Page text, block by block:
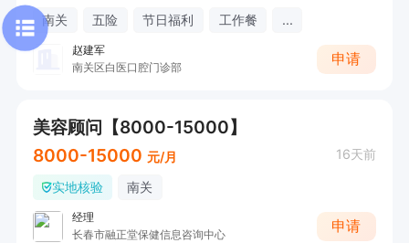
南关 五险 节日福利 工作餐 ...
赵建军
南关区白医口腔门诊部
申请
美容顾问【8000-15000】
8000-15000 元/月 16天前
实地核验 南关
经理
长春市融正堂保健信息咨询中心
申请